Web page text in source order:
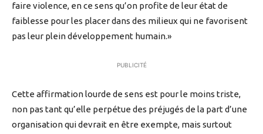
faire violence, en ce sens qu’on profite de leur état de
faiblesse pour les placer dans des milieux qui ne favorisent
pas leur plein développement humain.»
PUBLICITÉ
Cette affirmation lourde de sens est pour le moins triste,
non pas tant qu’elle perpétue des préjugés de la part d’une
organisation qui devrait en être exempte, mais surtout